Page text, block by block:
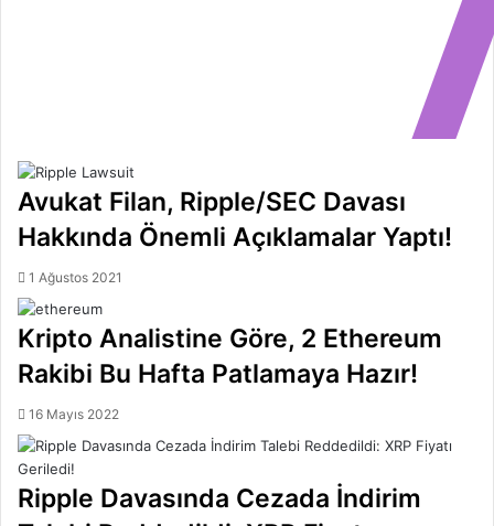
Avukat Filan, Ripple/SEC Davası
Hakkında Önemli Açıklamalar Yaptı!
1 Ağustos 2021
Kripto Analistine Göre, 2 Ethereum
Rakibi Bu Hafta Patlamaya Hazır!
16 Mayıs 2022
Ripple Davasında Cezada İndirim